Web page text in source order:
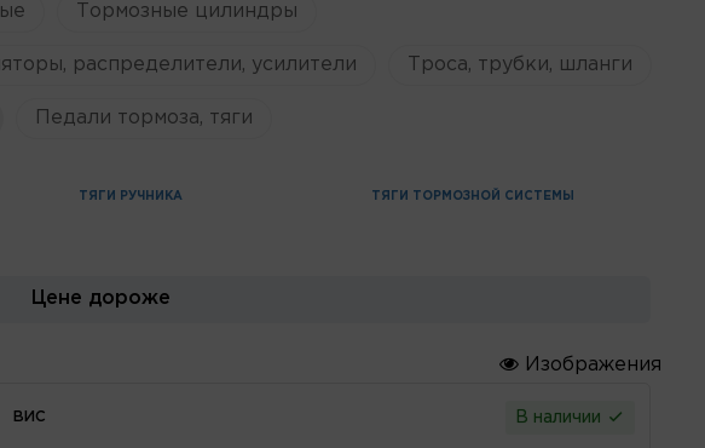
Тормозные цилиндры
распределители, усилители Троса, трубки, шланги
Педали тормоза, тяги
ТЯГИ РУЧНИКА ТЯГИ ТОРМОЗНОЙ СИСТЕМЫ
Цене дороже
Изображения
ВИС В наличии